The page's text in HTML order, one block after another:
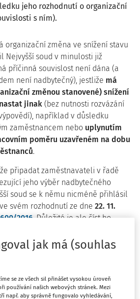
jeho rozhodnutí o organizační
s ním).
organizační změna ve snížení stavu
Nejvyšší soud v minulosti již
příčinná souvislost není dána (a
není nadbytečný), jestliže má
změnou stanovené) snížení
jinak (bez nutnosti rozvázání
například v důsledku
zaměstnancem nebo uplynutím
poměru uzavřeném na dobu
.
připadat zaměstnavateli v řadě
jeho výběr nadbytečného
soud se k němu nicméně přihlásil
svém rozhodnutí ze dne 22. 11.
2016 . Důležité je ale číst ho
Ať už ho lze naléztv povaze
v časové posloupnosti
jak má (souhlas
se ze všech sil přinášet vysokou úroveň
používání našich webových stránek. Mezi
např. aby správně fungovalo vyhledávání,